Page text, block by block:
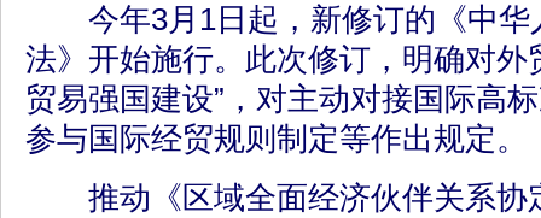
今年3月1日起，新修订的《中华
法》开始施行。此次修订，明确对外
贸易强国建设”，对主动对接国际高
参与国际经贸规则制定等作出规定。
推动《区域全面经济伙伴关系协